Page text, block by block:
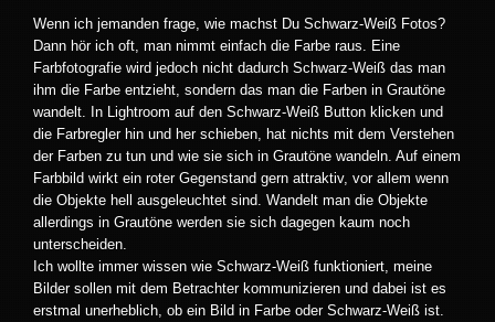
Wenn ich jemanden frage, wie machst Du Schwarz-Weiß Fotos?
Dann hör ich oft, man nimmt einfach die Farbe raus. Eine
Farbfotografie wird jedoch nicht dadurch Schwarz-Weiß das man
ihm die Farbe entzieht, sondern das man die Farben in Grautöne
wandelt. In Lightroom auf den Schwarz-Weiß Button klicken und
die Farbregler hin und her schieben, hat nichts mit dem Verstehen
der Farben zu tun und wie sie sich in Grautöne wandeln. Auf einem
Farbbild wirkt ein roter Gegenstand gern attraktiv, vor allem wenn
die Objekte hell ausgeleuchtet sind. Wandelt man die Objekte
allerdings in Grautöne werden sie sich dagegen kaum noch
unterscheiden.
Ich wollte immer wissen wie Schwarz-Weiß funktioniert, meine
Bilder sollen mit dem Betrachter kommunizieren und dabei ist es
erstmal unerheblich, ob ein Bild in Farbe oder Schwarz-Weiß ist.